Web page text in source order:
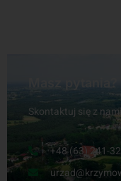
Skontaktuj się z
+48 (63) 241-